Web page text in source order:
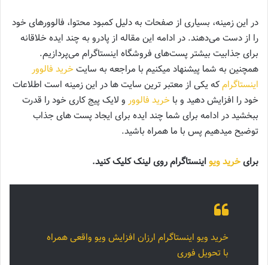
در این زمینه، بسیاری از صفحات به دلیل کمبود محتوا، فالوور‌های خود
را از دست می‌دهند. در ادامه این مقاله از پادرو به چند ایده خلاقانه
برای جذابیت بیشتر پست‌های فروشگاه اینستاگرام می‌پردازیم.
همچنین به شما پیشنهاد میکنیم با مراجعه به سایتخرید فالوور
اینستاگرامکه یکی از معتبر ترین سایت ها در این زمینه است اطلاعات
خود را افزایش دهید و با خرید فالوور و لایک پیج کاری خود را قدرت
ببخشید در ادامه برای شما چند ایده برای ایجاد پست های جذاب
توضیح میدهیم پس با ما همراه باشید.
برایخرید ویواینستاگرام روی لینک کلیک کنید.
خرید ویو اینستاگرام ارزان افزایش ویو واقعی همراه
با تحویل فوری